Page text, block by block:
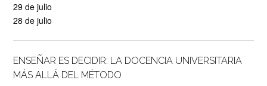
29 de julio
28 de julio
ENSEÑAR ES DECIDIR: LA DOCENCIA UNIVERSITARIA
MÁS ALLÁ DEL MÉTODO